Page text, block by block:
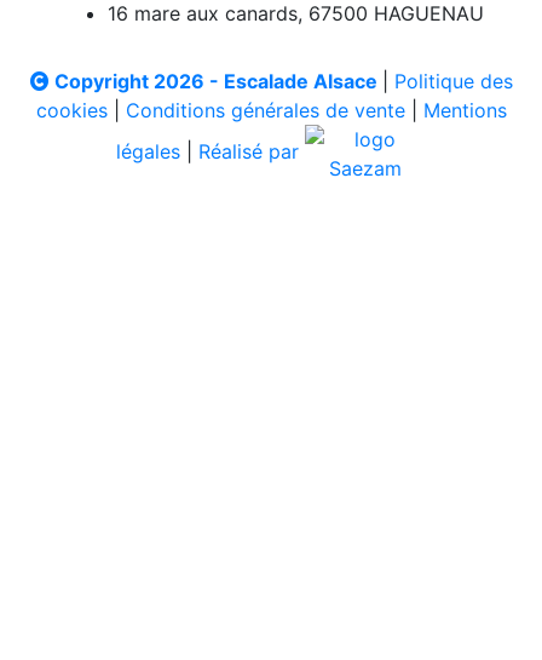
16 mare aux canards, 67500 HAGUENAU
Copyright 2026 - Escalade Alsace
Politique des
cookies| Conditions générales de vente| Mentions
légales
Réalisé par